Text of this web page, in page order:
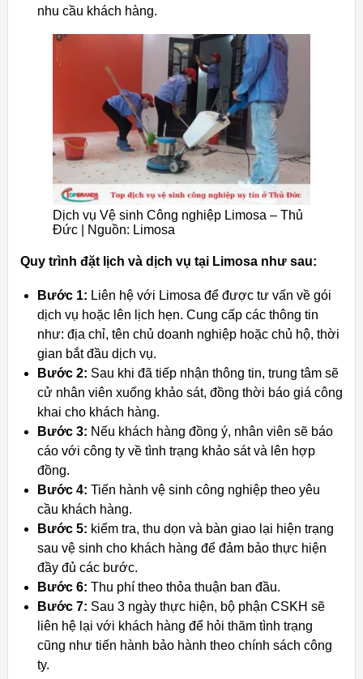
nhu cầu khách hàng.
Dịch vụ Vệ sinh Công nghiệp Limosa – Thủ
Đức | Nguồn: Limosa
Quy trình đặt lịch và dịch vụ tại Limosa như sau:
Bước 1: Liên hệ với Limosa để được tư vấn về gói
dịch vụ hoặc lên lịch hẹn. Cung cấp các thông tin
như: địa chỉ, tên chủ doanh nghiệp hoặc chủ hộ, thời
gian bắt đầu dịch vụ.
Bước 2: Sau khi đã tiếp nhận thông tin, trung tâm sẽ
cử nhân viên xuống khảo sát, đồng thời báo giá công
khai cho khách hàng.
Bước 3: Nếu khách hàng đồng ý, nhân viên sẽ báo
cáo với công ty về tình trạng khảo sát và lên hợp
đồng.
Bước 4: Tiến hành vệ sinh công nghiệp theo yêu
cầu khách hàng.
Bước 5: kiểm tra, thu dọn và bàn giao lại hiện trạng
sau vệ sinh cho khách hàng để đảm bảo thực hiện
đầy đủ các bước.
Bước 6: Thu phí theo thỏa thuận ban đầu.
Bước 7: Sau 3 ngày thực hiện, bộ phận CSKH sẽ
liên hệ lại với khách hàng để hỏi thăm tình trạng
cũng như tiến hành bảo hành theo chính sách công
ty.